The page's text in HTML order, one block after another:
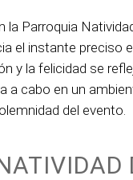
Parroquia
el instante preciso
y la felicidad se
cabo en un
del evento.